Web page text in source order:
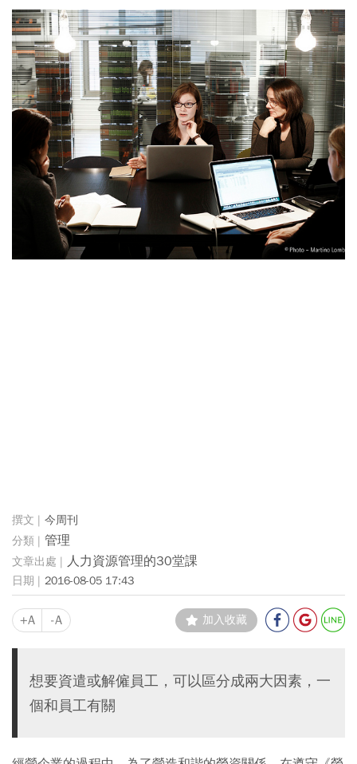
今周刊
管理
人力資源管理的30堂課
2016-08-05 17:43
+A -A 加入收藏
想要資遣或解僱員工，可以區分成兩大因素，一
個和員工有關